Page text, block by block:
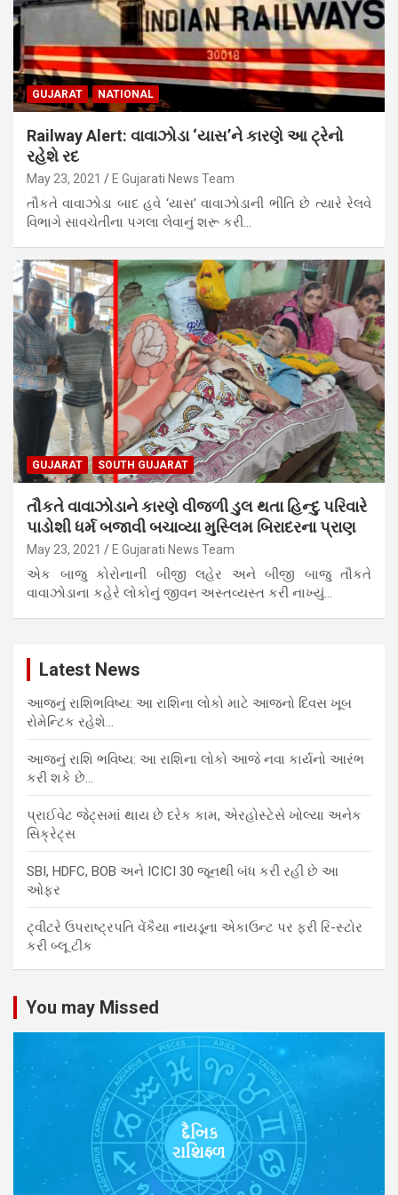
GUJARAT NATIONAL
Railway Alert: વાવાઝોડા ‘યાસ’ને કારણે આ ટ્રેનો
રહેશે રદ
May 23, 2021 E Gujarati News Team
તૌકતે વાવાઝોડા બાદ હવે ‘યાસ’ વાવાઝોડાની ભીતિ છે ત્યારે રેલવે
વિભાગે સાવચેતીના પગલા લેવાનું શરૂ કરી…
GUJARAT SOUTH GUJARAT
તૌકતે વાવાઝોડાને કારણે વીજળી ડુલ થતા હિન્દુ પરિવારે
પાડોશી ધર્મ બજાવી બચાવ્યા મુસ્લિમ બિરાદરના પ્રાણ
May 23, 2021 E Gujarati News Team
એક બાજુ કોરોનાની બીજી લહેર અને બીજી બાજુ તૌકતે
વાવાઝોડાના કહેરે લોકોનું જીવન અસ્તવ્યસ્ત કરી નાખ્યું…
Latest News
આજનું રાશિભવિષ્ય: આ રાશિના લોકો માટે આજનો દિવસ ખૂબ
રોમેન્ટિક રહેશે…
આજનું રાશિ ભવિષ્ય: આ રાશિના લોકો આજે નવા કાર્યનો આરંભ
કરી શકે છે…
પ્રાઈવેટ જેટ્સમાં થાય છે દરેક કામ, એરહોસ્ટેસે ખોલ્યા અનેક
સિક્રેટ્સ
SBI, HDFC, BOB અને ICICI 30 જૂનથી બંધ કરી રહી છે આ
ઓફર
ટ્વીટરે ઉપરાષ્ટ્રપતિ વેંકૈયા નાયડૂના એકાઉન્ટ પર ફરી રિ-સ્ટોર
કરી બ્લૂ ટીક
You may Missed